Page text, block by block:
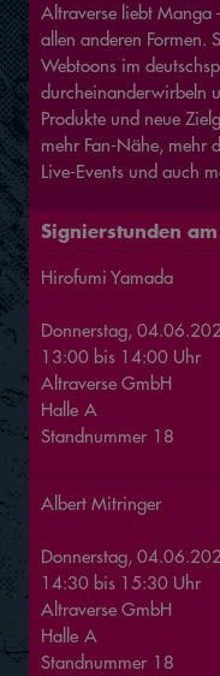
Altraverse liebt Manga
allen anderen Formen.
Webtoons im
durcheinanderwirbeln
Produkte und neue
mehr Fan-Nähe, mehr
Live-Events und auch
Signierstunden
Hirofumi Yamada
Donnerstag,
13:00 bis 14:00 Uhr
Altraverse GmbH
Halle A
Standnummer 18
Albert Mitringer
Donnerstag,
14:30 bis 15:30 Uhr
Altraverse GmbH
Halle A
Standnummer 18